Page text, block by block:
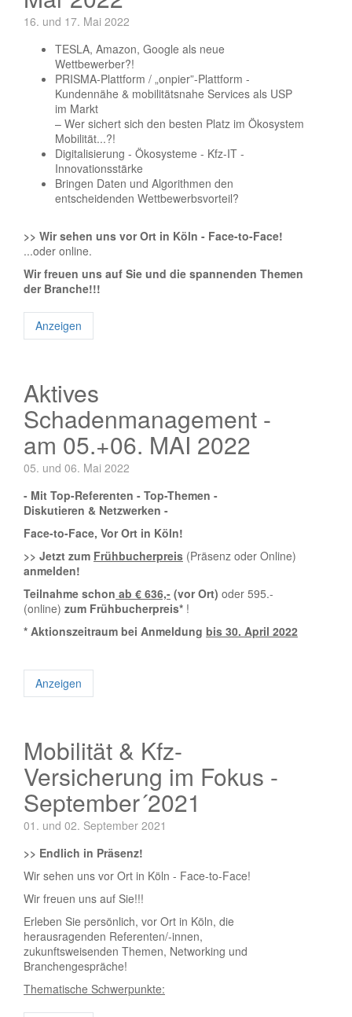
16. und 17. Mai 2022
TESLA, Amazon, Google als neue
Wettbewerber?!
PRISMA-Plattform / „onpier”-Plattform -
Kundennähe & mobilitätsnahe Services als USP
im Markt
– Wer sichert sich den besten Platz im Ökosystem
Mobilität...?!
Digitalisierung - Ökosysteme - Kfz-IT -
Innovationsstärke
Bringen Daten und Algorithmen den
entscheidenden Wettbewerbsvorteil?
>> Wir sehen uns vor Ort in Köln - Face-to-Face!
...oder online.
Wir freuen uns auf Sie und die spannenden Themen
der Branche!!!
Anzeigen
Aktives
Schadenmanagement -
am 05.+06. MAI 2022
05. und 06. Mai 2022
- Mit Top-Referenten - Top-Themen -
Diskutieren & Netzwerken -
Face-to-Face, Vor Ort in Köln!
>> Jetzt zum Frühbucherpreis (Präsenz oder Online)
anmelden!
Teilnahme schon ab € 636,- (vor Ort) oder 595.-
(online) zum Frühbucherpreis* !
* Aktionszeitraum bei Anmeldung bis 30. April 2022
Anzeigen
Mobilität & Kfz-
Versicherung im Fokus -
September´2021
01. und 02. September 2021
>> Endlich in Präsenz!
Wir sehen uns vor Ort in Köln - Face-to-Face!
Wir freuen uns auf Sie!!!
Erleben Sie persönlich, vor Ort in Köln, die
herausragenden Referenten/-innen,
zukunftsweisenden Themen, Networking und
Branchengespräche!
Thematische Schwerpunkte: